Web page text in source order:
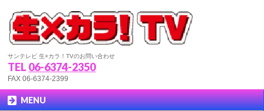
サンテレビ 生×カラ！TVのお問い合わせ
TEL 06-6374-2350
FAX 06-6374-2399
MENU